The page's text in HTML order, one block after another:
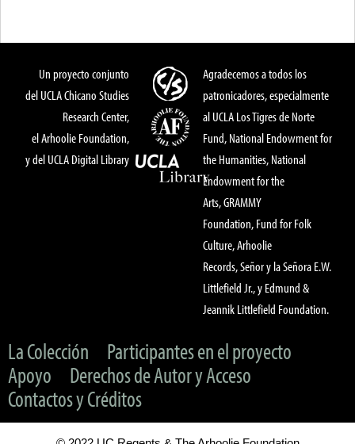
Un proyecto conjunto
del UCLA Chicano Studies
Research Center,
el Arhoolie Foundation,
y del UCLA Digital Library
Agradecemos a todos los
patronicadores, especialmente
al UCLA Los Tigres de Norte
Fund, National Endowment for
the Humanities, National
Endowment for the
Arts, GRAMMY
Foundation, Fund for Folk
Culture, Arhoolie
Records, Señor y la Señora E.W.
Littlefield Jr., y Edmund &
Jeannik Littlefield Foundation.
La Colección
Participantes en el proyecto
Apoyo
Derechos de Autor y Acceso
Contactos y Créditos